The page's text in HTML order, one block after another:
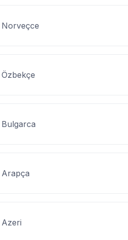
Norveçce
Özbekçe
Bulgarca
Arapça
Azeri